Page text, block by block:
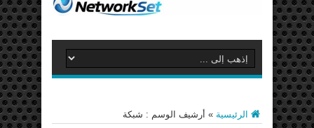
الرئيسية » أرشيف الوسم : شبكة